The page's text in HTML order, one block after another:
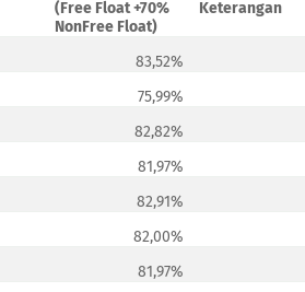
(Free Float +70%
NonFree Float)
Keterangan
83,52%
75,99%
82,82%
81,97%
82,91%
82,00%
81,97%